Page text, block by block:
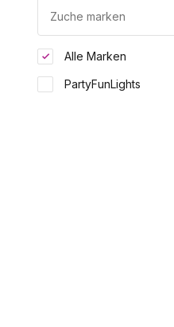
Alle Marken
PartyFunLights